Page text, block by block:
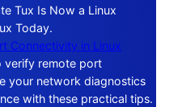
Tux Is Now a Linux
Today.
Connectivity in Linux
verify remote port
your network diagnostics
with these practical tips.